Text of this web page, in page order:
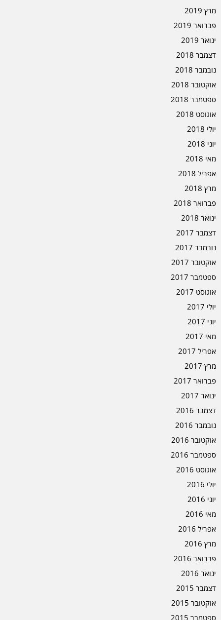
מרץ 2019
פברואר 2019
ינואר 2019
דצמבר 2018
נובמבר 2018
אוקטובר 2018
ספטמבר 2018
אוגוסט 2018
יולי 2018
יוני 2018
מאי 2018
אפריל 2018
מרץ 2018
פברואר 2018
ינואר 2018
דצמבר 2017
נובמבר 2017
אוקטובר 2017
ספטמבר 2017
אוגוסט 2017
יולי 2017
יוני 2017
מאי 2017
אפריל 2017
מרץ 2017
פברואר 2017
ינואר 2017
דצמבר 2016
נובמבר 2016
אוקטובר 2016
ספטמבר 2016
אוגוסט 2016
יולי 2016
יוני 2016
מאי 2016
אפריל 2016
מרץ 2016
פברואר 2016
ינואר 2016
דצמבר 2015
אוקטובר 2015
ספטמבר 2015